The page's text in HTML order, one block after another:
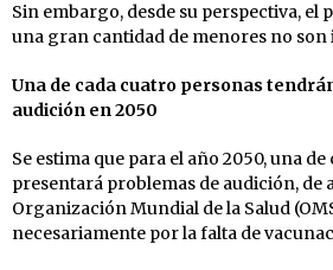
Sin embargo, desde su perspectiva, el
una gran cantidad de menores no
Una de cada cuatro personas
audición en 2050
Se estima que para el año 2050, una
presentará problemas de audición, de
Organización Mundial de la Salud
necesariamente por la falta de